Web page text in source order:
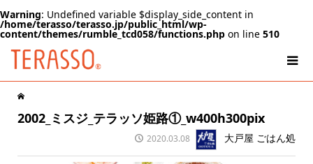
Warning: Undefined variable $display_side_content in
/home/terasso/terasso.jp/public_html/wp-
content/themes/rumble_tcd058/functions.php on line 510
2002_ミスジ_テラッソ姫路①_w400h300pix
2020.03.08 大戸屋 ごはん処